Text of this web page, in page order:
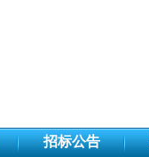
招标公告